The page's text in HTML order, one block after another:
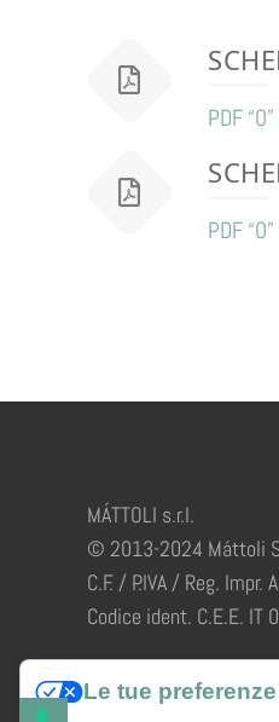
PDF
PDF
MÁTTOLI s.r.l.
© 2013-2024 Máttoli
C.F. / P.IVA / Reg.
Codice ident. C.E.E.
Le tue